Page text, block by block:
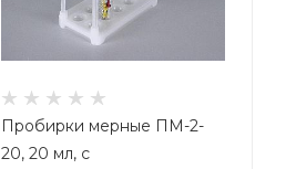
Пробирки мерные ПМ-2-
20, 20 мл, с